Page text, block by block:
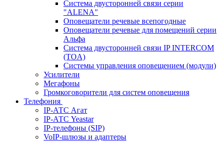
Система двусторонней связи серии
"ALENA"
Оповещатели речевые всепогодные
Оповещатели речевые для помещений серии
Альфа
Система двусторонней связи IP INTERCOM
(TOA)
Системы управления оповещением (модули)
Усилители
Мегафоны
Громкоговорители для систем оповещения
Телефония
IP-АТС Агат
IP-АТС Yeastar
IP-телефоны (SIP)
VoIP-шлюзы и адаптеры